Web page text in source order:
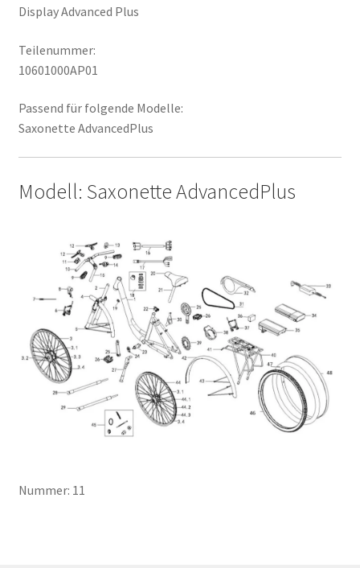
Display Advanced Plus
Teilenummer:
10601000AP01
Passend für folgende Modelle:
Saxonette AdvancedPlus
Modell: Saxonette AdvancedPlus
Nummer: 11